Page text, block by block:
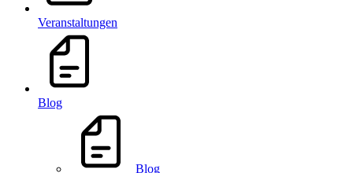
Veranstaltungen
Blog
Blog